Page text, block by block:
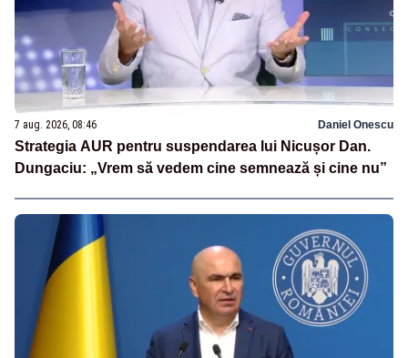
7 aug. 2026, 08:46 Daniel Onescu
Strategia AUR pentru suspendarea lui Nicușor Dan.
Dungaciu: „Vrem să vedem cine semnează și cine nu”